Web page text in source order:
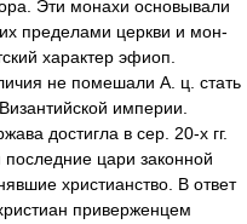
Эти монахи основывали
пределами церкви и мон-
характер эфиоп.
не помешали А. ц. стать
империи.
достигла в сер. 20-х гг.
цари законной
христианство. В ответ
приверженцем